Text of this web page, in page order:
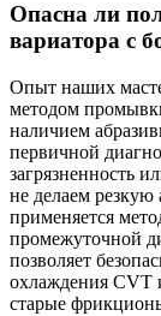
Опасна ли
вариатора с
Опыт наших
методом
наличием
первичной
загрязненность
не делаем резкую
применяется
промежуточной
позволяет
охлаждения CVT
старые